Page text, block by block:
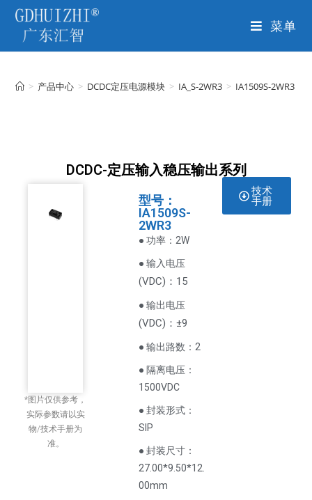
菜单
> 产品中心 > DCDC定压电源模块 > IA_S-2WR3 > IA1509S-2WR3
DCDC-定压输入稳压输出系列
*图片仅供参考，
实际参数请以实
物/技术手册为
准。
型号：
IA1509S-
2WR3
● 功率：2W
● 输入电压
(VDC)：15
● 输出电压
(VDC) ：±9
● 输出路数：2
● 隔离电压：
1500VDC
● 封装形式：
SIP
● 封装尺寸：
27.00*9.50*12.
00mm
技术
手册